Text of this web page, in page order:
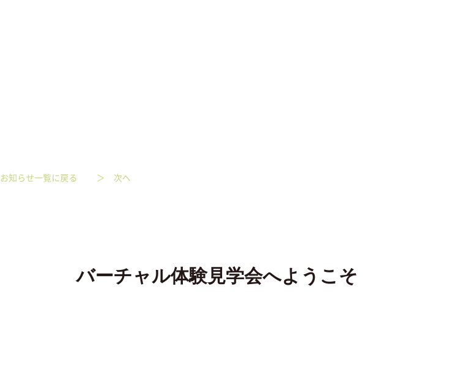
お知らせ一覧に戻る ＞ 次へ
バーチャル体験見学会へようこそ